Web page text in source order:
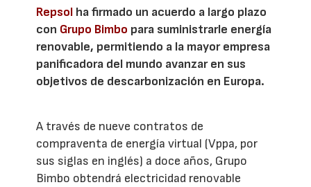
Repsol ha firmado un acuerdo a largo plazo
con Grupo Bimbo para suministrarle energía
renovable, permitiendo a la mayor empresa
panificadora del mundo avanzar en sus
objetivos de descarbonización en Europa.
A través de nueve contratos de
compraventa de energía virtual (Vppa, por
sus siglas en inglés) a doce años, Grupo
Bimbo obtendrá electricidad renovable